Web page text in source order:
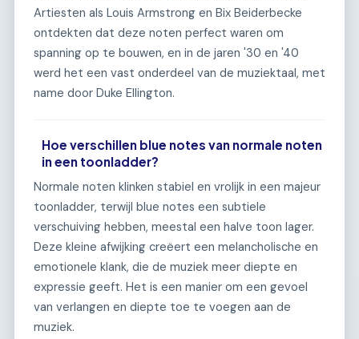
Artiesten als Louis Armstrong en Bix Beiderbecke
ontdekten dat deze noten perfect waren om
spanning op te bouwen, en in de jaren '30 en '40
werd het een vast onderdeel van de muziektaal, met
name door Duke Ellington.
Hoe verschillen blue notes van normale noten
in een toonladder?
Normale noten klinken stabiel en vrolijk in een majeur
toonladder, terwijl blue notes een subtiele
verschuiving hebben, meestal een halve toon lager.
Deze kleine afwijking creëert een melancholische en
emotionele klank, die de muziek meer diepte en
expressie geeft. Het is een manier om een gevoel
van verlangen en diepte toe te voegen aan de
muziek.